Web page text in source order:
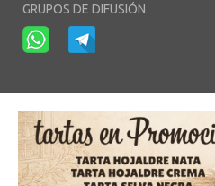
GRUPOS DE DIFUSIÓN
Aviso Legal-Política de Privacidad-